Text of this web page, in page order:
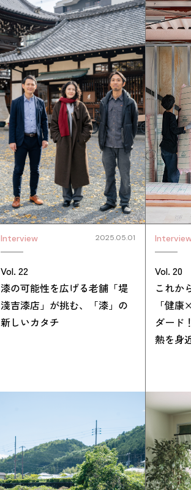
Interview 2025.05.01
Vol. 22
漆の可能性を広げる老舗「堤
淺吉漆店」が挑む、「漆」の
新しいカタチ
Vol. 20
これか
「健
ダード
熱を身